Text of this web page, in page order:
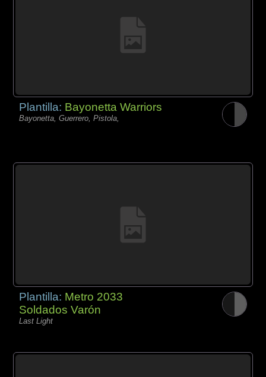
Plantilla: Bayonetta Warriors
Bayonetta, Guerrero, Pistola,
Plantilla: Metro 2033
Soldados Varón
Last Light